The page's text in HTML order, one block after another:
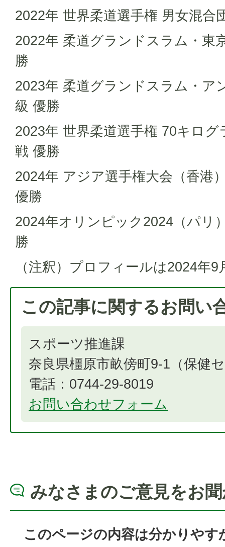
2022年 世界柔道選手権 男女混合
2022年 柔道グランドスラム・東
勝
2023年 柔道グランドスラム・ア
級 優勝
2023年 世界柔道選手権 70キロ
戦 優勝
2024年 アジア選手権大会（香港
優勝
2024年オリンピック2024（パリ
勝
（注釈）プロフィールは2024年
この記事に関するお問い
スポーツ推進課
奈良県橿原市畝傍町9-1（保健
電話：0744-29-8019
お問い合わせフォーム
みなさまのご意見をお
このページの内容は分かりやす